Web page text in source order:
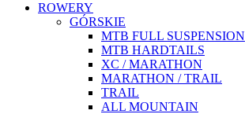
ROWERY
GÓRSKIE
MTB FULL SUSPENSION
MTB HARDTAILS
XC / MARATHON
MARATHON / TRAIL
TRAIL
ALL MOUNTAIN